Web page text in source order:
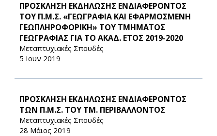
ΠΡΟΣΚΛΗΣΗ ΕΚΔΗΛΩΣΗΣ ΕΝΔΙΑΦΕΡΟΝΤΟΣ
ΤΟΥ Π.Μ.Σ. «ΓΕΩΓΡΑΦΙΑ ΚΑΙ ΕΦΑΡΜΟΣΜΕΝΗ
ΓΕΩΠΛΗΡΟΦΟΡΙΚΗ» ΤΟΥ ΤΜΗΜΑΤΟΣ
ΓΕΩΓΡΑΦΙΑΣ ΓΙΑ ΤΟ ΑΚΑΔ. ΕΤΟΣ 2019-2020
Μεταπτυχιακές Σπουδές
5 Ιουν 2019
ΠΡΟΣΚΛΗΣΗ ΕΚΔΗΛΩΣΗΣ ΕΝΔΙΑΦΕΡΟΝΤΟΣ
ΤΩΝ Π.Μ.Σ. ΤΟΥ ΤΜ. ΠΕΡΙΒΑΛΛΟΝΤΟΣ
Μεταπτυχιακές Σπουδές
28 Μάιος 2019